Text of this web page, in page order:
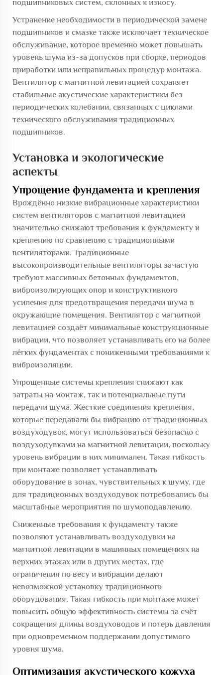
подшипниковых систем, склонных к износу.
Устранение необходимости в периодической замене
подшипников и смазке также исключает техническое
обслуживание, которое временно может повышать
уровень шума из-за допусков при сборке, периодов
приработки или неправильных процедур монтажа.
Вентилятор с магнитной левитацией сохраняет
стабильные акустические характеристики без
периодических колебаний, связанных с циклами
технического обслуживания традиционных
подшипников.
Установка и экологические
аспекты
Упрощение фундамента и крепления
Врождённо низкие вибрационные характеристики
систем вентиляторов с магнитной левитацией
значительно снижают требования к фундаменту и
креплению по сравнению с традиционными
вентиляторами. Традиционные
высокопроизводительные вентиляторы зачастую
требуют массивных бетонных фундаментов,
виброизолирующих опор и конструктивного
усиления для предотвращения передачи шума в
окружающие помещения. Вентилятор с магнитной
левитацией создаёт минимальные конструкционные
вибрации, что позволяет устанавливать его на более
лёгких фундаментах с пониженными требованиями к
виброизоляции.
Упрощенные системы крепления снижают как
затраты на монтаж, так и потенциальные пути
передачи шума. Жесткие соединения крепления,
которые передавали бы вибрацию от традиционных
воздуходувок, могут использоваться безопасно с
воздуходувками на магнитной левитации, поскольку
уровень вибрации в них минимален. Такая гибкость
при монтаже позволяет устанавливать
оборудование в зонах, чувствительных к шуму, где
для традиционных воздуходувок потребовались бы
масштабные мероприятия по шумоподавлению.
Сниженные требования к фундаменту также
позволяют устанавливать воздуходувки на
магнитной левитации в машинных помещениях на
верхних этажах или в других местах, где
ограничения по весу и вибрации делают
невозможной установку традиционного
оборудования. Такая гибкость при монтаже может
повысить общую эффективность системы за счёт
сокращения длины воздуховодов и потерь давления
при одновременном поддержании допустимого
уровня шума.
Оптимизация акустического кожуха